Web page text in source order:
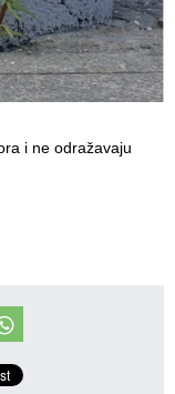
i ne odražavaju